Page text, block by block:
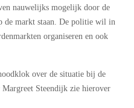
nauwelijks mogelijk door de
de markt staan. De politie wil in
organiseren en ook
over de situatie bij de
Margreet Steendijk zie hierover